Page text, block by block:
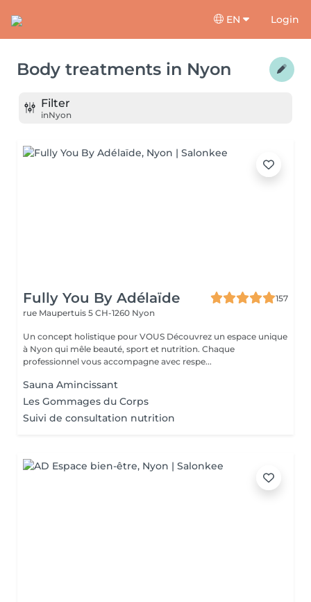
EN Login
Body treatments in Nyon
Filter
inNyon
Fully You By Adélaïde
157
rue Maupertuis 5 CH-1260 Nyon
Un concept holistique pour VOUS Découvrez un espace unique
à Nyon qui mêle beauté, sport et nutrition. Chaque
professionnel vous accompagne avec respe...
Sauna Amincissant
Les Gommages du Corps
Suivi de consultation nutrition